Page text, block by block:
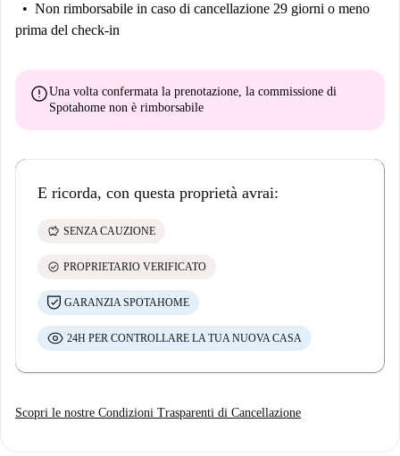
Non rimborsabile in caso di cancellazione 29 giorni o meno
prima del check-in
errorUna volta confermata la prenotazione, la commissione di
Spotahome non è rimborsabile
E ricorda, con questa proprietà avrai:
savings SENZA CAUZIONE
check_circle PROPRIETARIO VERIFICATO
GARANZIA SPOTAHOME
24H PER CONTROLLARE LA TUA NUOVA CASA
Scopri le nostre Condizioni Trasparenti di Cancellazione